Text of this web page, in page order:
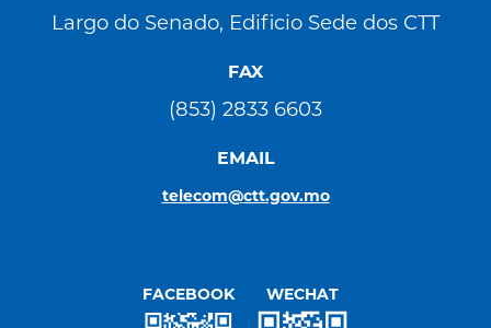
Largo do Senado, Edificio Sede dos CTT
FAX
(853) 2833 6603
EMAIL
telecom@ctt.gov.mo
FACEBOOK WECHAT